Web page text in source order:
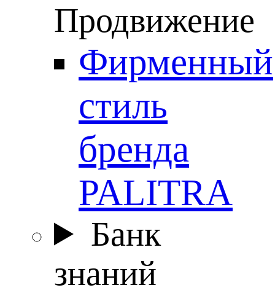
Продвижение
Фирменный
стиль
бренда
PALITRA
Банк
знаний